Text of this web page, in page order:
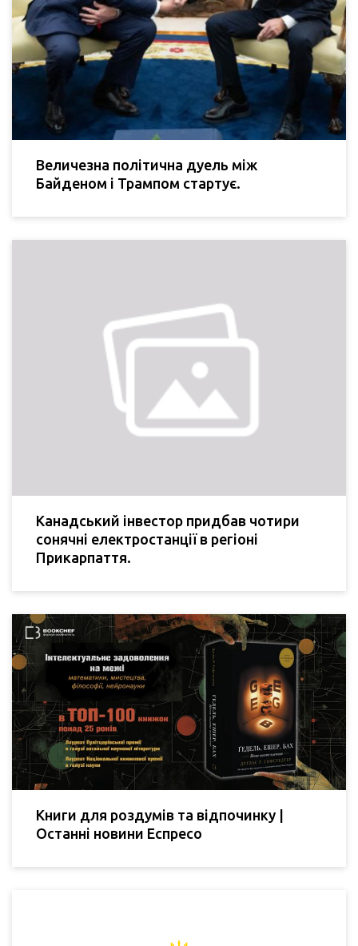
Величезна політична дуель між
Байденом і Трампом стартує.
Канадський інвестор придбав чотири
сонячні електростанції в регіоні
Прикарпаття.
Книги для роздумів та відпочинку |
Останні новини Еспресо